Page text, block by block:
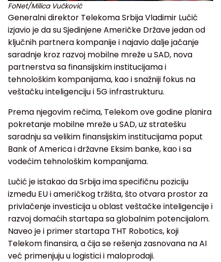
FoNet/Milica Vučković
Generalni direktor Telekoma Srbija Vladimir Lučić
izjavio je da su Sjedinjene Američke Države jedan od
ključnih partnera kompanije i najavio dalje jačanje
saradnje kroz razvoj mobilne mreže u SAD, nova
partnerstva sa finansijskim institucijama i
tehnološkim kompanijama, kao i snažniji fokus na
veštačku inteligenciju i 5G infrastrukturu.
Prema njegovim rečima, Telekom ove godine planira
pokretanje mobilne mreže u SAD, uz stratešku
saradnju sa velikim finansijskim institucijama poput
Bank of America i državne Eksim banke, kao i sa
vodećim tehnološkim kompanijama.
Lučić je istakao da Srbija ima specifičnu poziciju
između EU i američkog tržišta, što otvara prostor za
privlačenje investicija u oblast veštačke inteligencije i
razvoj domaćih startapa sa globalnim potencijalom.
Naveo je i primer startapa THT Robotics, koji
Telekom finansira, a čija se rešenja zasnovana na AI
već primenjuju u logistici i maloprodaji.